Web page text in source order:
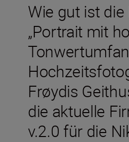
Wie gut ist
„Portrait mit
Frøydis
die aktuelle
v.2.0 für die